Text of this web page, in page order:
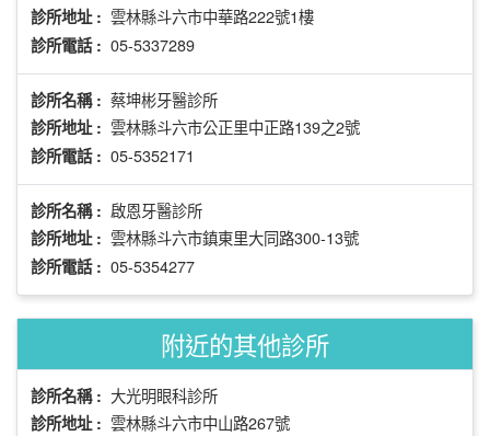
診所地址 : 雲林縣斗六市中華路222號1樓
診所電話 : 05-5337289
診所名稱 : 蔡坤彬牙醫診所
診所地址 : 雲林縣斗六市公正里中正路139之2號
診所電話 : 05-5352171
診所名稱 : 啟恩牙醫診所
診所地址 : 雲林縣斗六市鎮東里大同路300-13號
診所電話 : 05-5354277
附近的其他診所
診所名稱 : 大光明眼科診所
診所地址 : 雲林縣斗六市中山路267號